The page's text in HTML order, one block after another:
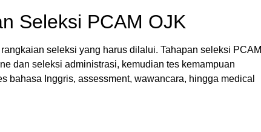
Seleksi PCAM OJK
seleksi yang harus dilalui. Tahapan seleksi PCAM
dan seleksi administrasi, kemudian tes kemampuan
bahasa Inggris, assessment, wawancara, hingga medical